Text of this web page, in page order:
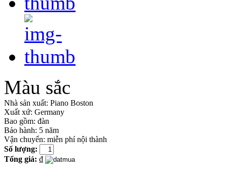
Màu sắc
Nhà sản xuất: Piano Boston
Xuất xứ: Germany
Bao gồm: đàn
Bảo hành: 5 năm
Vận chuyển: miễn phí nội thành
Số lượng:
Tổng giá: ₫